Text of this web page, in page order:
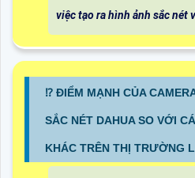
việc tạo ra hình ảnh sắc nét
⁉️ ĐIỂM MẠNH CỦA
SẮC NÉT DAHUA SO VỚI
KHÁC TRÊN THỊ TRƯỜNG